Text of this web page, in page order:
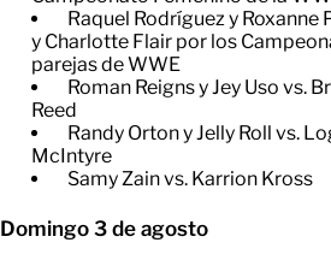
Raquel Rodríguez y Roxanne
y Charlotte Flair por los
parejas de WWE
Roman Reigns y Jey Uso vs.
Reed
Randy Orton y Jelly Roll vs.
McIntyre
Samy Zain vs. Karrion Kross
Domingo 3 de agosto